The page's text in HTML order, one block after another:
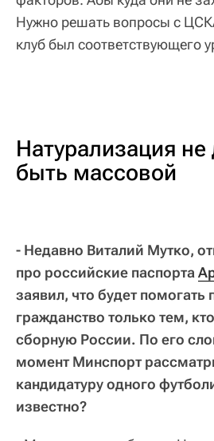
Нужно решать вопросы с
клуб был соответствующего
Натурализация
быть массовой
- Недавно Виталий Мутко,
про российские паспорта
заявил, что будет помогать
гражданство только тем,
сборную России. По его
момент Минспорт
кандидатуру одного
известно?